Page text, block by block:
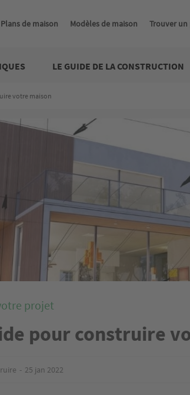
Plans de maison Modèles de maison Trouver
LE GUIDE DE LA CONSTRUCTION
votre maison
projet
pour construire
25 jan 2022